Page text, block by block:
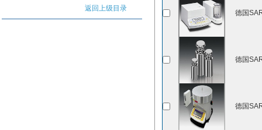
返回上级目录
德国
德国
德国